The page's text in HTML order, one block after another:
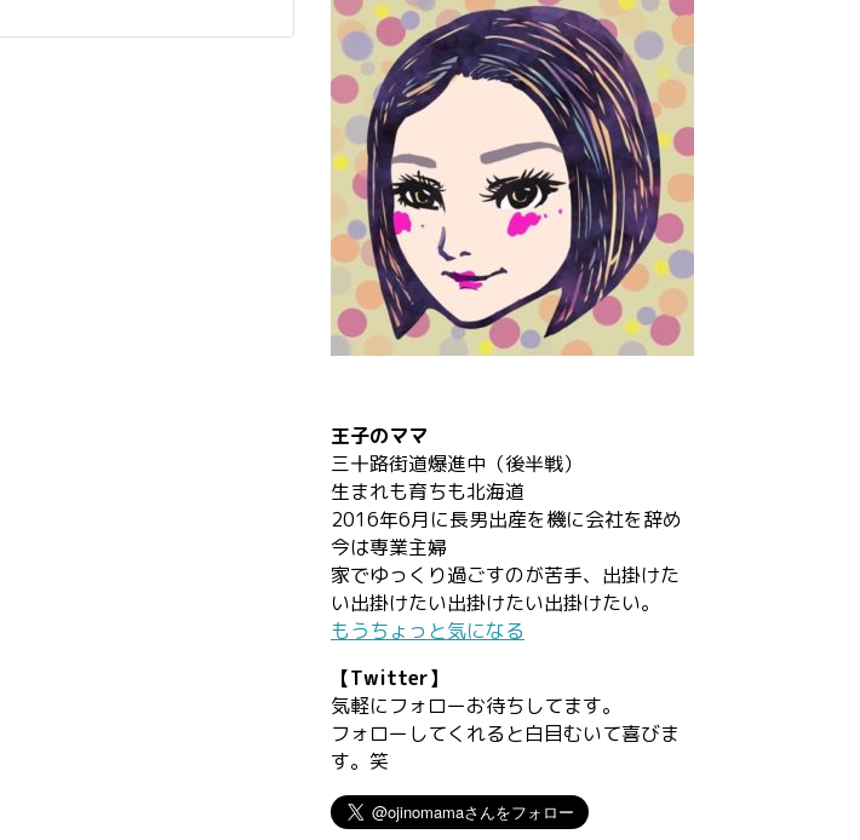
王子のママ
三十路街道爆進中（後半戦）
生まれも育ちも北海道
2016年6月に長男出産を機に会社を辞め
今は専業主婦
家でゆっくり過ごすのが苦手、出掛けた
い出掛けたい出掛けたい出掛けたい。
もうちょっと気になる
【Twitter】
気軽にフォローお待ちしてます。
フォローしてくれると白目むいて喜びま
す。笑